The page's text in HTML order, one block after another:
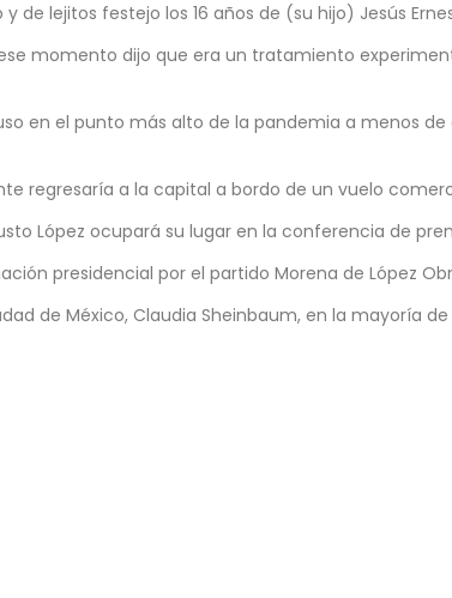
lejitos festejo los 16 años de (su hijo) Jesús
momento dijo que era un tratamiento
en el punto más alto de la pandemia a menos
regresaría a la capital a bordo de un vuelo
López ocupará su lugar en la conferencia de
presidencial por el partido Morena de López
de México, Claudia Sheinbaum, en la mayoría de